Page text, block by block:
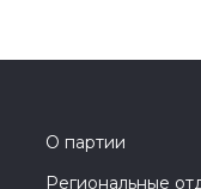
О партии
Региональные